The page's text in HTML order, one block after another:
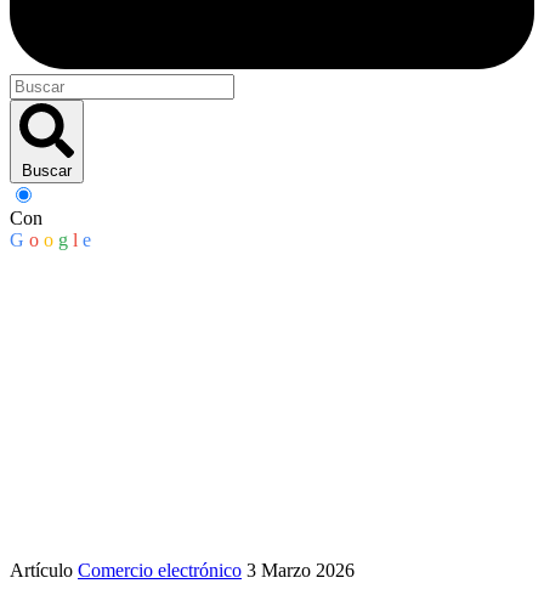
Buscar
Con
G o o g l e
Artículo Comercio electrónico 3 Marzo 2026